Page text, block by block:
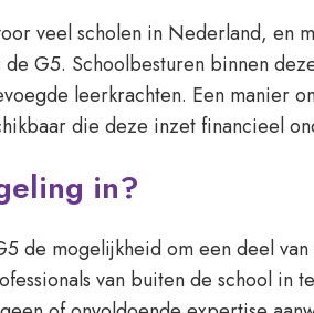
veel scholen in Nederland, en
G5. Schoolbesturen binnen
leerkrachten. Een manier
die deze inzet financieel
in?
de mogelijkheid om een deel
van buiten de school